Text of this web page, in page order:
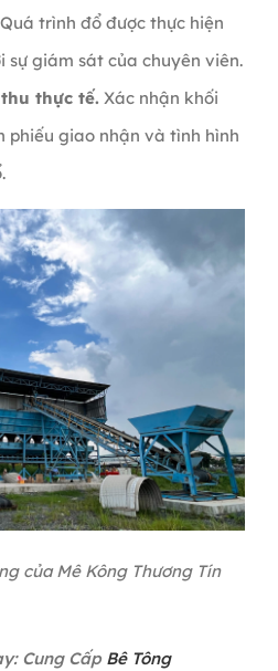
trình đổ được thực hiện
sự giám sát của chuyên viên.
thực tế. Xác nhận khối
phiếu giao nhận và tình hình
của Mê Kông Thương Tín
Cung Cấp Bê Tông